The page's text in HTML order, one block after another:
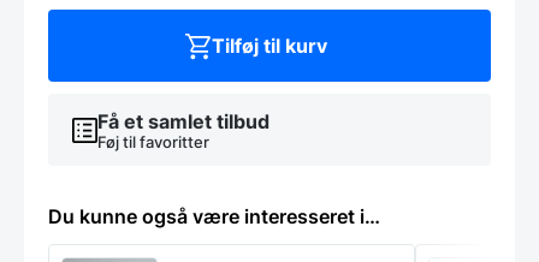
Få et samlet tilbud
Føj til favoritter
Tilføj til kurv
Du kunne også være interesseret i…